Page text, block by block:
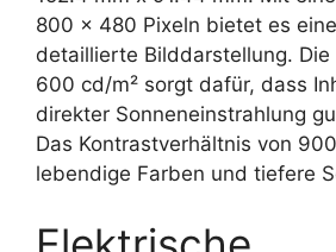
800 x 480 Pixeln bietet es
detaillierte Bilddarstellung. Die
600 cd/m² sorgt dafür, dass
direkter Sonneneinstrahlung
Das Kontrastverhältnis von
lebendige Farben und tiefere